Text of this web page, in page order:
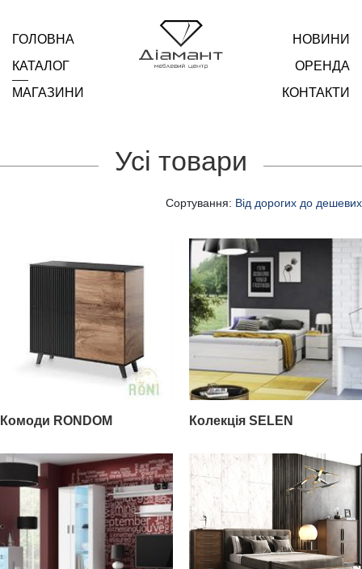
ГОЛОВНА
КАТАЛОГ
МАГАЗИНИ
НОВИНИ
ОРЕНДА
КОНТАКТИ
Усі товари
Сортування: Від дорогих до дешевих
Комоди RONDOM Колекція SELEN